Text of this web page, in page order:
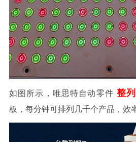
如图所示，唯思特自动零件 整
板，每分钟可排列几千个产品， 效